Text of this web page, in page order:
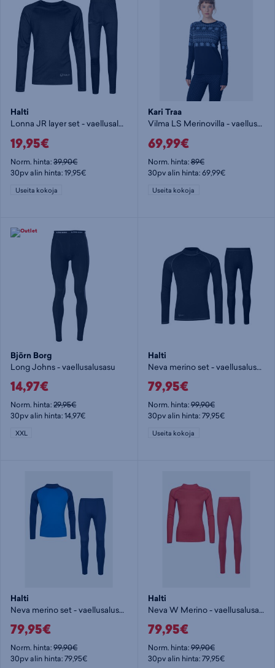
Halti
Lonna JR layer set - vaellusalusasu
19,95€
Norm. hinta:39,90€
30pv alin hinta: 19,95€
Useita kokoja
Kari Traa
Vilma LS Merinovilla - vaellusalusasu
69,99€
Norm. hinta:89€
30pv alin hinta: 69,99€
Useita kokoja
Björn Borg
Long Johns - vaellusalusasu
14,97€
Norm. hinta:29,95€
30pv alin hinta: 14,97€
XXL
Halti
Neva merino set - vaellusalusasu
79,95€
Norm. hinta:99,90€
30pv alin hinta: 79,95€
Useita kokoja
Halti
Neva merino set - vaellusalusasu
79,95€
Norm. hinta:99,90€
30pv alin hinta: 79,95€
Halti
Neva W Merino - vaellusalusasu
79,95€
Norm. hinta:99,90€
30pv alin hinta: 79,95€